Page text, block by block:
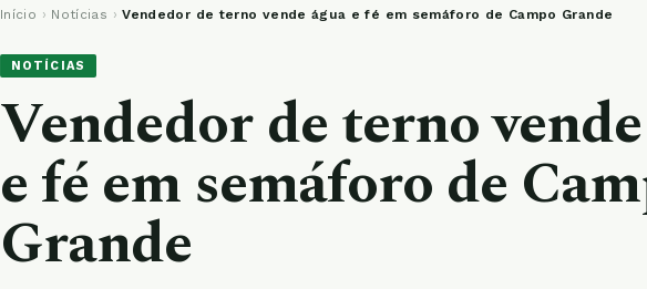
Início › Notícias › Vendedor de terno vende água e fé em semáforo de Campo Grande
NOTÍCIAS
Vendedor de terno
e fé em semáforo de
Grande